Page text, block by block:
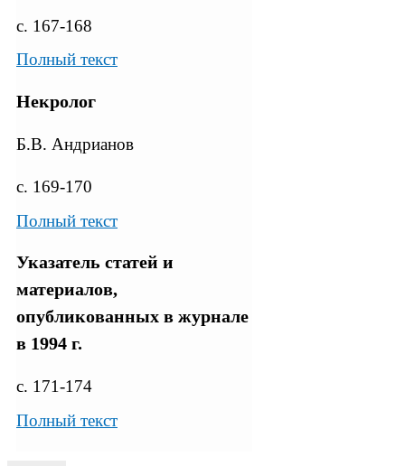
с. 167-168
Полный текст
Некролог
Б.В. Андрианов
с. 169-170
Полный текст
Указатель статей и
материалов,
опубликованных в журнале
в 1994 г.
с. 171-174
Полный текст